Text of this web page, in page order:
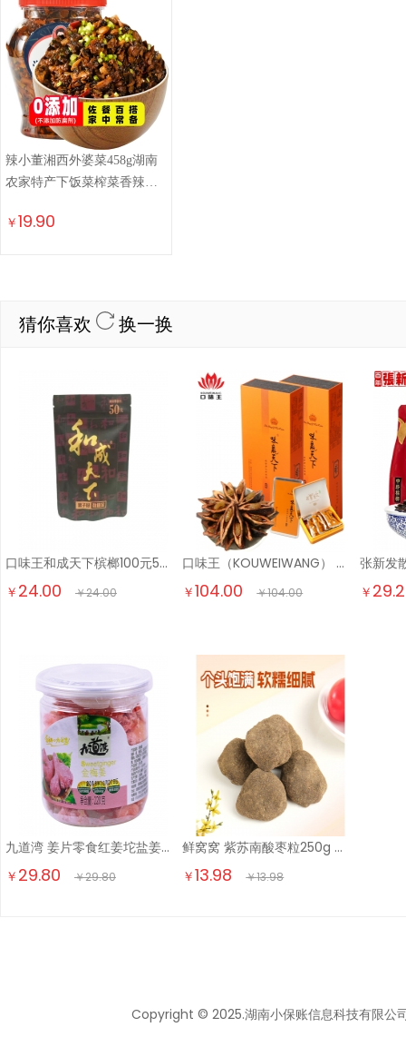
辣小董湘西外婆菜458g湖南
农家特产下饭菜榨菜香辣酱
￥19.90
猜你喜欢 换一换
口味王和成天下槟榔100元50元新果湖南批发30元和成裸 50元裸包*1
￥ 24.00 ￥24.00
口味王（KOUWEIWANG） 和成天下红钻绿钻黑钻红铁橙铁味赢天下金风玉露 30g5袋金风玉露
￥104.00 ￥104.00 ￥
九道湾 姜片零食红姜坨盐姜丝即食2瓶罐装 金梅姜干姜果干蜜饯湖南特产 金梅姜220g*2瓶
￥ 29.80 ￥29.80
鲜窝窝 紫苏南酸枣粒250g 湖南特产五眼果擂枣蜜饯休闲开味零食
￥13.98 ￥13.98
Copyright © 2025.湖南小保账信息科技有限公